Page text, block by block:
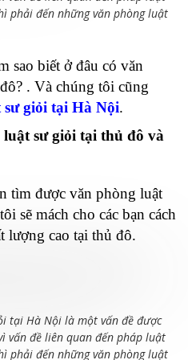
phải đến những văn phòng luật
sao biết ở đâu có văn
. Và chúng tôi cũng
sư giỏi tại Hà Nội.
sư giỏi tại thủ đô và
tìm được văn phòng luật
sẽ mách cho các bạn cách
lượng cao tại thủ đô.
tại Hà Nội là một vấn đề được
vấn đề liên quan đến pháp luật
phải đến những văn phòng luật